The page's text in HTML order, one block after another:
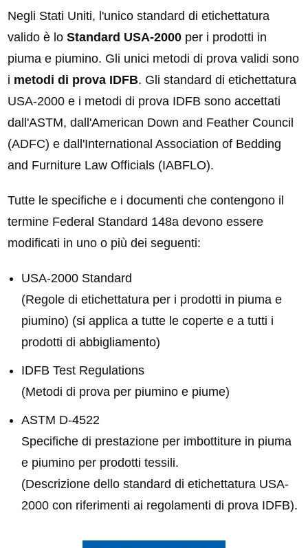
Negli Stati Uniti, l'unico standard di etichettatura
valido è lo Standard USA-2000 per i prodotti in
piuma e piumino. Gli unici metodi di prova validi sono
i metodi di prova IDFB. Gli standard di etichettatura
USA-2000 e i metodi di prova IDFB sono accettati
dall'ASTM, dall'American Down and Feather Council
(ADFC) e dall'International Association of Bedding
and Furniture Law Officials (IABFLO).
Tutte le specifiche e i documenti che contengono il
termine Federal Standard 148a devono essere
modificati in uno o più dei seguenti:
USA-2000 Standard
(Regole di etichettatura per i prodotti in piuma e
piumino) (si applica a tutte le coperte e a tutti i
prodotti di abbigliamento)
IDFB Test Regulations
(Metodi di prova per piumino e piume)
ASTM D-4522
Specifiche di prestazione per imbottiture in piuma
e piumino per prodotti tessili.
(Descrizione dello standard di etichettatura USA-
2000 con riferimenti ai regolamenti di prova IDFB).